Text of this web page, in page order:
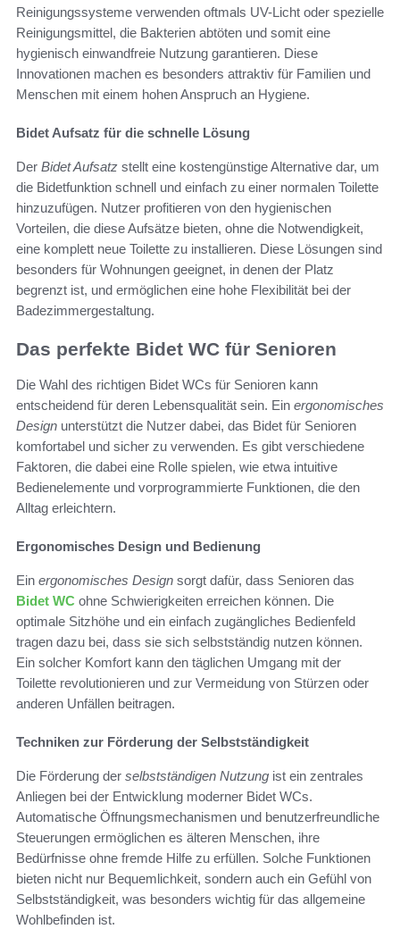
Reinigungssysteme verwenden oftmals UV-Licht oder spezielle
Reinigungsmittel, die Bakterien abtöten und somit eine
hygienisch einwandfreie Nutzung garantieren. Diese
Innovationen machen es besonders attraktiv für Familien und
Menschen mit einem hohen Anspruch an Hygiene.
Bidet Aufsatz für die schnelle Lösung
Der Bidet Aufsatz stellt eine kostengünstige Alternative dar, um
die Bidetfunktion schnell und einfach zu einer normalen Toilette
hinzuzufügen. Nutzer profitieren von den hygienischen
Vorteilen, die diese Aufsätze bieten, ohne die Notwendigkeit,
eine komplett neue Toilette zu installieren. Diese Lösungen sind
besonders für Wohnungen geeignet, in denen der Platz
begrenzt ist, und ermöglichen eine hohe Flexibilität bei der
Badezimmergestaltung.
Das perfekte Bidet WC für Senioren
Die Wahl des richtigen Bidet WCs für Senioren kann
entscheidend für deren Lebensqualität sein. Ein ergonomisches
Design unterstützt die Nutzer dabei, das Bidet für Senioren
komfortabel und sicher zu verwenden. Es gibt verschiedene
Faktoren, die dabei eine Rolle spielen, wie etwa intuitive
Bedienelemente und vorprogrammierte Funktionen, die den
Alltag erleichtern.
Ergonomisches Design und Bedienung
Ein ergonomisches Design sorgt dafür, dass Senioren das
Bidet WC ohne Schwierigkeiten erreichen können. Die
optimale Sitzhöhe und ein einfach zugängliches Bedienfeld
tragen dazu bei, dass sie sich selbstständig nutzen können.
Ein solcher Komfort kann den täglichen Umgang mit der
Toilette revolutionieren und zur Vermeidung von Stürzen oder
anderen Unfällen beitragen.
Techniken zur Förderung der Selbstständigkeit
Die Förderung der selbstständigen Nutzung ist ein zentrales
Anliegen bei der Entwicklung moderner Bidet WCs.
Automatische Öffnungsmechanismen und benutzerfreundliche
Steuerungen ermöglichen es älteren Menschen, ihre
Bedürfnisse ohne fremde Hilfe zu erfüllen. Solche Funktionen
bieten nicht nur Bequemlichkeit, sondern auch ein Gefühl von
Selbstständigkeit, was besonders wichtig für das allgemeine
Wohlbefinden ist.